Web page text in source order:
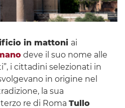
in mattoni ai
deve il suo nome alle
i cittadini selezionati in
in origine nel
la sua
re di Roma Tullo